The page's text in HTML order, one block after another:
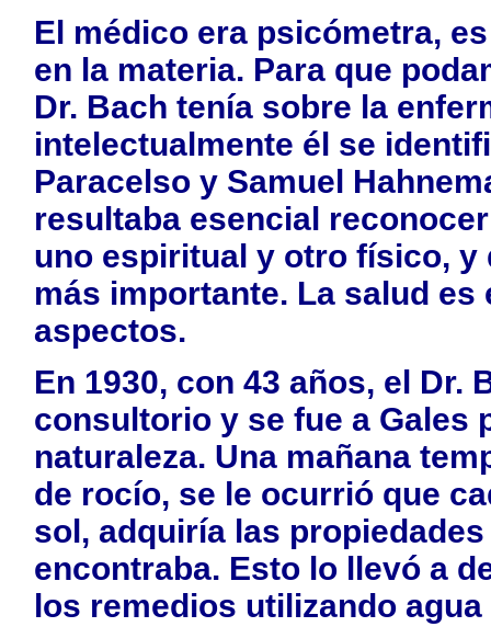
El médico era psicómetra,
en la materia. Para que
Dr. Bach tenía sobre la
intelectualmente él se
Paracelso y Samuel
resultaba esencial
uno espiritual y otro físico, y
más importante. La salud es
aspectos.
En 1930, con 43 años, el
consultorio y se fue a Gales
naturaleza. Una mañana
de rocío, se le ocurrió que
sol, adquiría las
encontraba. Esto lo llevó a
los remedios utilizando agua